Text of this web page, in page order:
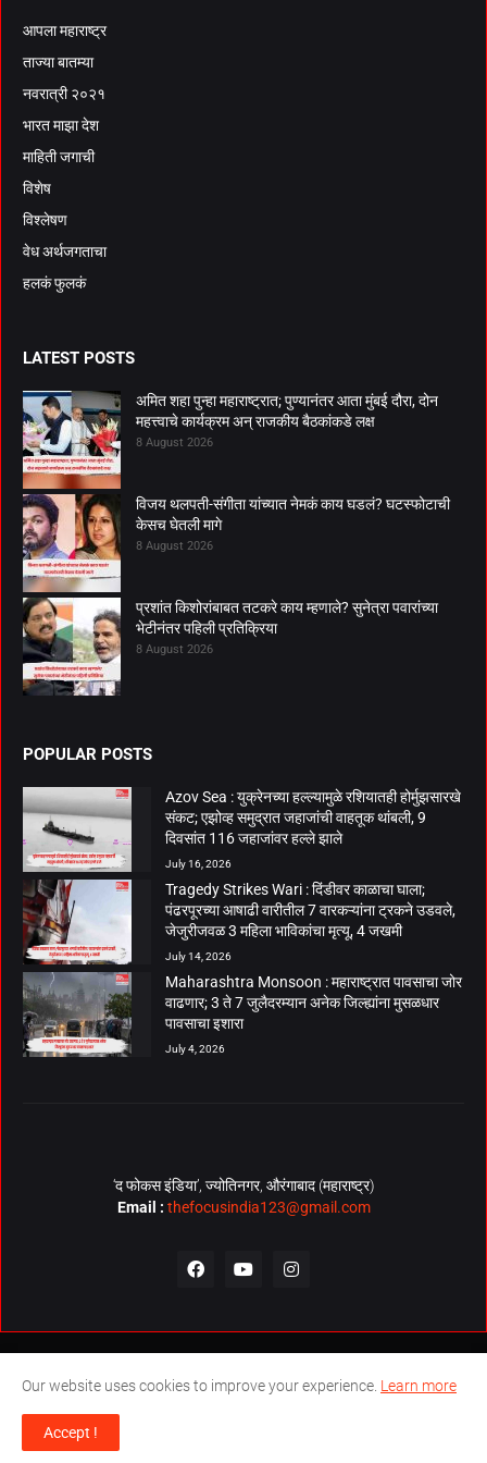
आपला महाराष्ट्र
ताज्या बातम्या
नवरात्री २०२१
भारत माझा देश
माहिती जगाची
विशेष
विश्लेषण
वेध अर्थजगताचा
हलकं फुलकं
LATEST POSTS
अमित शहा पुन्हा महाराष्ट्रात; पुण्यानंतर आता मुंबई दौरा, दोन
महत्त्वाचे कार्यक्रम अन् राजकीय बैठकांकडे लक्ष
8 August 2026
विजय थलपती-संगीता यांच्यात नेमकं काय घडलं? घटस्फोटाची
केसच घेतली मागे
8 August 2026
प्रशांत किशोरांबाबत तटकरे काय म्हणाले? सुनेत्रा पवारांच्या
भेटीनंतर पहिली प्रतिक्रिया
8 August 2026
POPULAR POSTS
Azov Sea : युक्रेनच्या हल्ल्यामुळे रशियातही होर्मुझसारखे
संकट; एझोव्ह समुद्रात जहाजांची वाहतूक थांबली, 9
दिवसांत 116 जहाजांवर हल्ले झाले
July 16, 2026
Tragedy Strikes Wari : दिंडीवर काळाचा घाला;
पंढरपूरच्या आषाढी वारीतील 7 वारकऱ्यांना ट्रकने उडवले,
जेजुरीजवळ 3 महिला भाविकांचा मृत्यू, 4 जखमी
July 14, 2026
Maharashtra Monsoon : महाराष्ट्रात पावसाचा जोर
वाढणार; 3 ते 7 जुलैदरम्यान अनेक जिल्ह्यांना मुसळधार
पावसाचा इशारा
July 4, 2026
‘द फोकस इंडिया’, ज्योतिनगर, औरंगाबाद (महाराष्ट्र)
Email : thefocusindia123@gmail.com
© Copyrights 2026. All Rights Reserved. Technical Support by
About Us Contact Us The Focus India Policy
Our website uses cookies to improve your experience. Learn more
Accept !